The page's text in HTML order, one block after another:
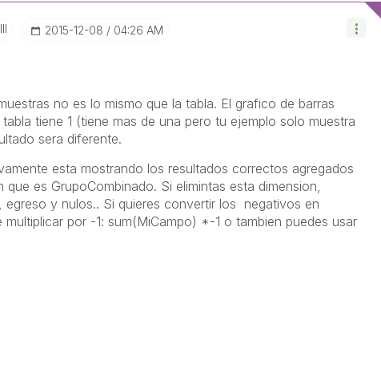
‎2015-12-08 04:26 AM
no es lo mismo que la tabla. El grafico de barras
tiene 1 (tiene mas de una pero tu ejemplo solo muestra
sera diferente.
esta mostrando los resultados correctos agregados
que es GrupoCombinado. Si elimintas esta dimension,
egreso y nulos.. Si quieres convertir los negativos en
por -1: sum(MiCampo) *-1 o tambien puedes usar